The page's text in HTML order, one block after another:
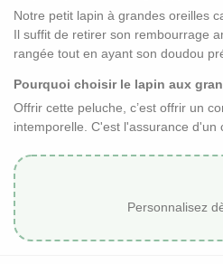
Notre petit lapin à grandes oreilles
Il suffit de retirer son rembourrage
rangée tout en ayant son doudou
Pourquoi choisir le lapin aux
Offrir cette peluche, c’est offrir un
intemporelle. C'est l'assurance
Personnalisez